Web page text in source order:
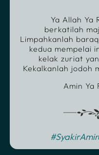
Ya Allah Ya
berkatilah
Limpahkanlah
kedua mempelai
kelak zuriat
Kekalkanlah jodoh
Amin Ya